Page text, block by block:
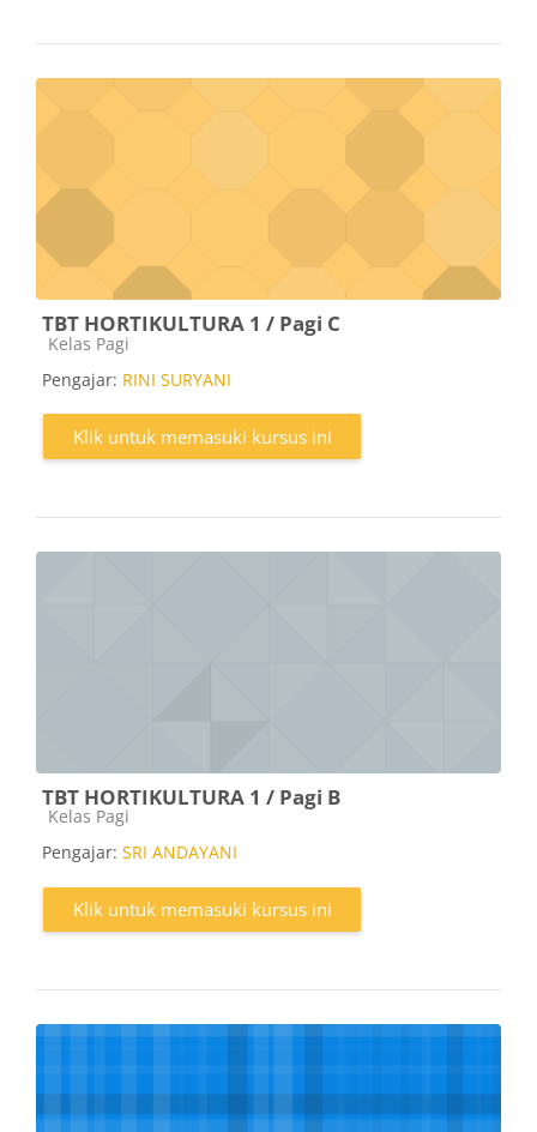
TBT HORTIKULTURA 1 / Pagi C
Kategori kursus
Kelas Pagi
Pengajar: RINI SURYANI
Klik untuk memasuki kursus ini
TBT HORTIKULTURA 1 / Pagi B
Kategori kursus
Kelas Pagi
Pengajar: SRI ANDAYANI
Klik untuk memasuki kursus ini